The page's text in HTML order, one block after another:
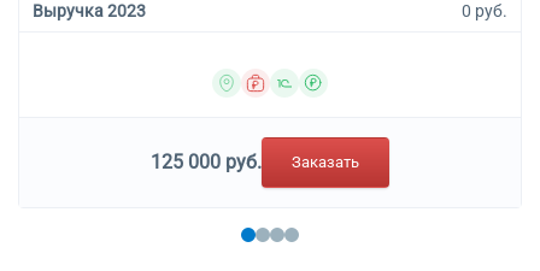
Выручка 2023 0 руб.
125 000 руб. Заказать